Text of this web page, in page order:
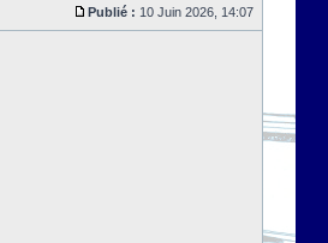
Publié : 10 Juin 2026, 14:07